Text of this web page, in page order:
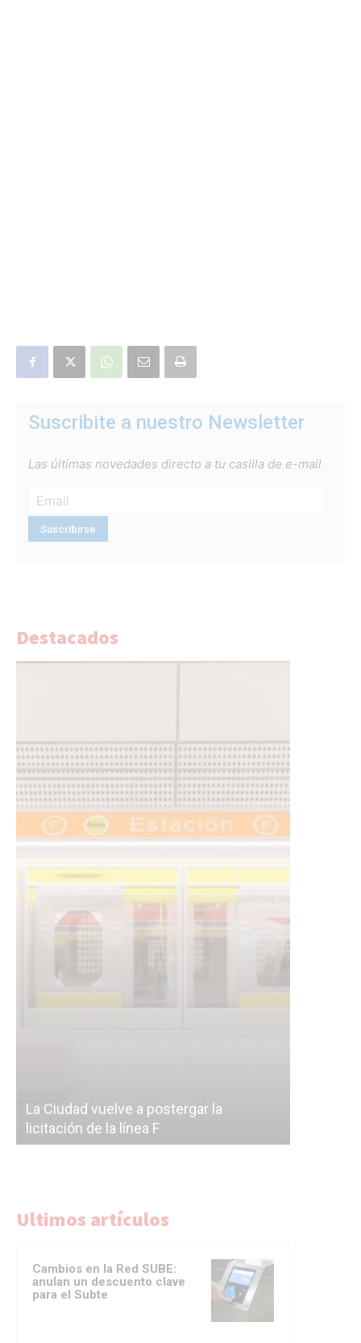
Suscribite a nuestro Newsletter
Las últimas novedades directo a tu casilla de e-mail
Destacados
La Ciudad vuelve a postergar la
licitación de la línea F
Ultimos artículos
Cambios en la Red SUBE:
anulan un descuento clave
para el Subte